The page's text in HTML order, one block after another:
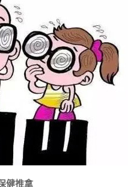
健推拿